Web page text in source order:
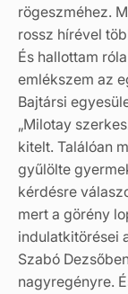
rögeszméhez.
rossz hírével
És hallottam
emlékszem az
Bajtársi
„Milotay
kitelt. Találóan
gyűlölte
kérdésre
mert a görény
indulatkitörései
Szabó
nagyregényre.